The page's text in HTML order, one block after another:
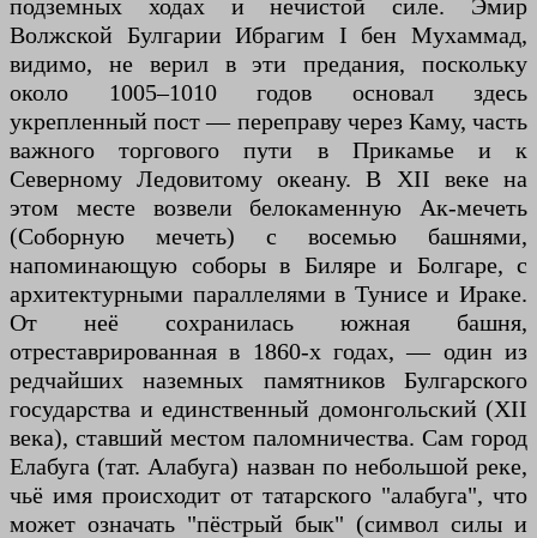
подземных ходах и нечистой силе. Эмир
Волжской Булгарии Ибрагим I бен Мухаммад,
видимо, не верил в эти предания, поскольку
около 1005–1010 годов основал здесь
укрепленный пост — переправу через Каму, часть
важного торгового пути в Прикамье и к
Северному Ледовитому океану. В XII веке на
этом месте возвели белокаменную Ак-мечеть
(Соборную мечеть) с восемью башнями,
напоминающую соборы в Биляре и Болгаре, с
архитектурными параллелями в Тунисе и Ираке.
От неё сохранилась южная башня,
отреставрированная в 1860-х годах, — один из
редчайших наземных памятников Булгарского
государства и единственный домонгольский (XII
века), ставший местом паломничества. Сам город
Елабуга (тат. Алабуга) назван по небольшой реке,
чьё имя происходит от татарского "алабуга", что
может означать "пёстрый бык" (символ силы и